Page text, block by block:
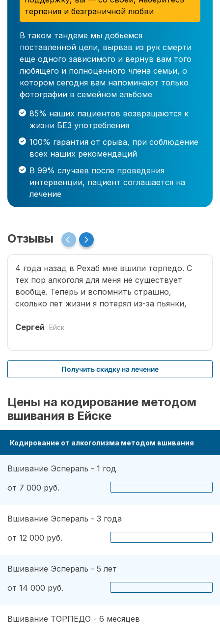
терпения и безграничной любви
В таком тандеме мы добьемся
поставленной цели, вырвав из рук смерти
еще одного зависимого и вернув вам того
любящего и полноценного члена семьи, о
котором сегодня вам напоминают только
фотографии в семейном альбоме
85% наших пациентов возвращаются к
жизни БЕЗ употребления
100% гарантия от срыва, при соблюдение
всех наших рекомендаций
В 99% случаев после проведения
интервенции, пациент соглашается на
лечение
Отзывы
4 года назад в Рехаб мне вшили торпедо. С
тех пор алкоголя для меня не существует
вообще. Теперь и вспомнить страшно,
сколько лет жизни я потерял из-за пьянки,
мою новую жизнь.
Сергей Ейск
Получить скидку на лечение
Цены на кодирование методом
вшивания в Ейске
Кодирование от алкоголизма методом вшивания
Вшивание Эспераль - 1 год
от 7 000 руб.
Вшивание Эспераль - 3 года
от 12 000 руб.
Вшивание Эспераль - 5 лет
от 14 000 руб.
Вшивание ТОРПЕДО - 6 месяцев